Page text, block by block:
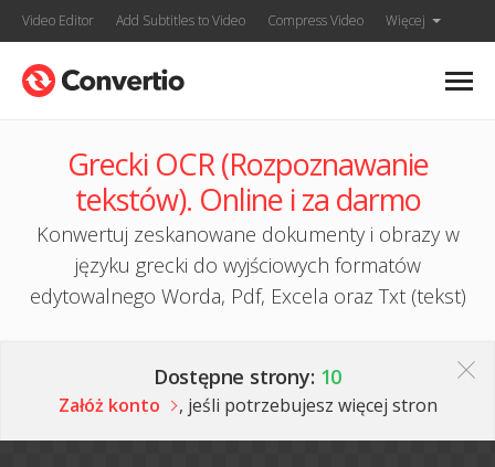
Video Editor Add Subtitles to Video Compress Video Więcej
Grecki OCR (Rozpoznawanie
tekstów). Online i za darmo
Konwertuj zeskanowane dokumenty i obrazy w
języku grecki do wyjściowych formatów
edytowalnego Worda, Pdf, Excela oraz Txt (tekst)
Dostępne strony: 10
Załóż konto , jeśli potrzebujesz więcej stron